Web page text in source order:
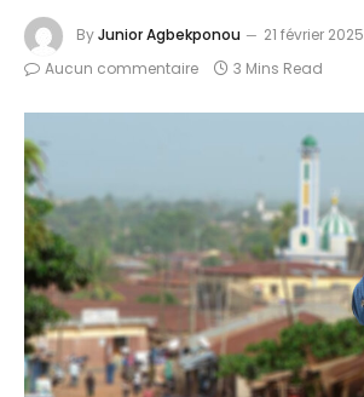
ByJunior Agbekponou
21 février 2025
Aucun commentaire
3 Mins Read